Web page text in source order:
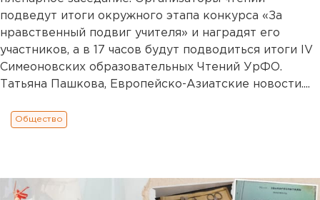
подведут итоги окружного этапа конкурса «За
нравственный подвиг учителя» и наградят его
участников, а в 17 часов будут подводиться итоги IV
Симеоновских образовательных Чтений УрФО.
Татьяна Пашкова, Европейско-Азиатские новости....
Общество